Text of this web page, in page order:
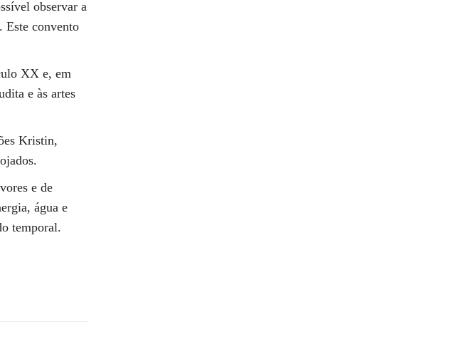
observar a
Este convento
XX e, em
e às artes
Kristin,
e de
água e
temporal.